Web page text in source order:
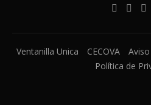
Ventanilla Unica CECOVA
Política de